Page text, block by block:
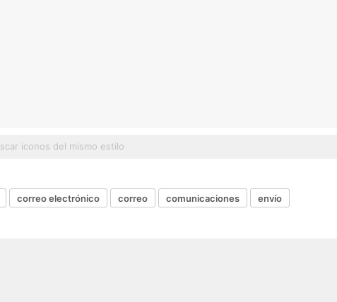
correo electrónico correo comunicaciones envío